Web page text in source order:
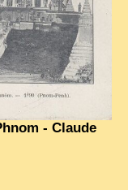
- Claude